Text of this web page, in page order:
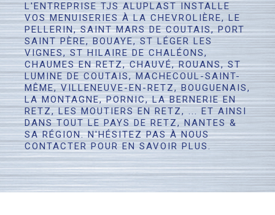
L'ENTREPRISE TJS ALUPLAST INSTALLE
VOS MENUISERIES À LA CHEVROLIÈRE, LE
PELLERIN, SAINT MARS DE COUTAIS, PORT
SAINT PÈRE, BOUAYE, ST LÉGER LES
VIGNES, ST HILAIRE DE CHALÉONS,
CHAUMES EN RETZ, CHAUVÉ, ROUANS, ST
LUMINE DE COUTAIS, MACHECOUL-SAINT-
MÊME, VILLENEUVE-EN-RETZ, BOUGUENAIS,
LA MONTAGNE, PORNIC, LA BERNERIE EN
RETZ, LES MOUTIERS EN RETZ, ... ET AINSI
DANS TOUT LE PAYS DE RETZ, NANTES &
SA RÉGION. N'HÉSITEZ PAS À NOUS
CONTACTER POUR EN SAVOIR PLUS.